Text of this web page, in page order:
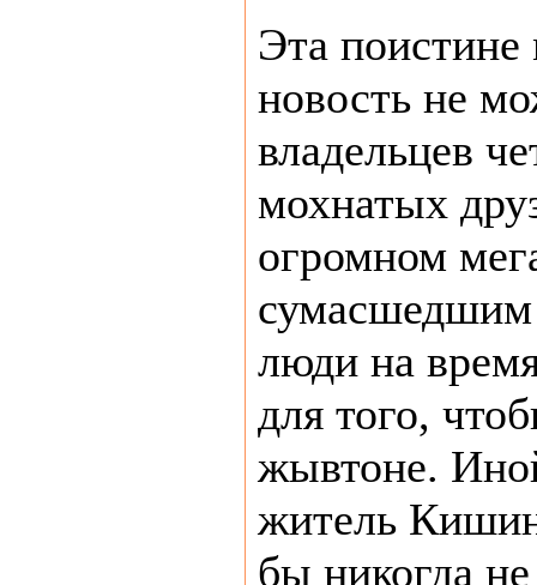
Эта
новость не
владельцев
мохнатых
огромном
люди на
для того,
жывтоне.
житель
бы никогда